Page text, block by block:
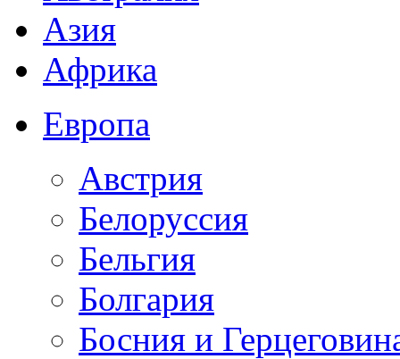
Азия
Африка
Европа
Австрия
Белоруссия
Бельгия
Болгария
Босния и